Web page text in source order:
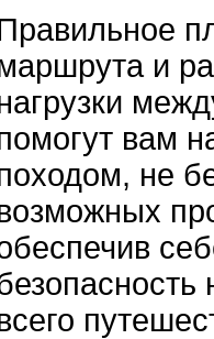
и
вам
не